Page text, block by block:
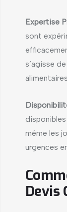
Expertise
sont
s’agisse
même les
urgences
Devis